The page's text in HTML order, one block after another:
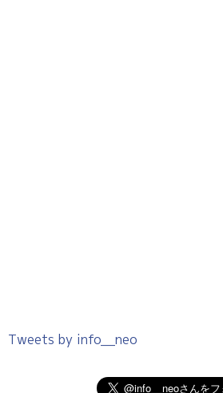
Tweets by info__neo